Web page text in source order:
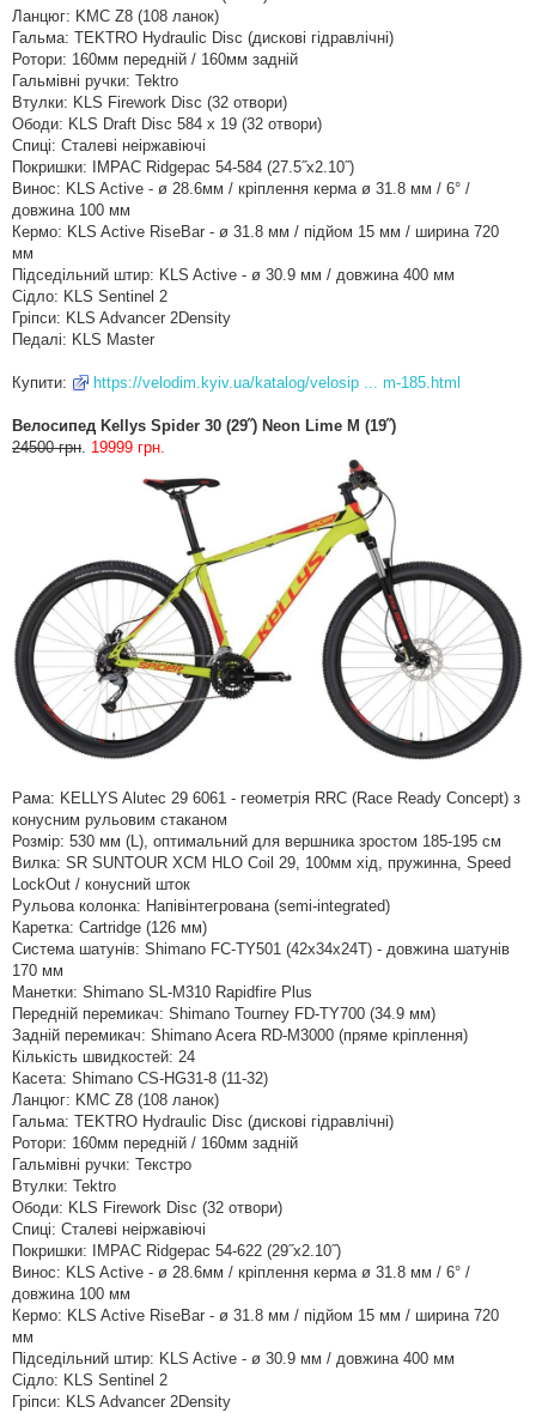
Ланцюг: KMC Z8 (108 ланок)
Гальма: TEKTRO Hydraulic Disc (дискові гідравлічні)
Ротори: 160мм передній / 160мм задній
Гальмівні ручки: Tektro
Втулки: KLS Firework Disc (32 отвори)
Ободи: KLS Draft Disc 584 x 19 (32 отвори)
Спиці: Сталеві неіржавіючі
Покришки: IMPAC Ridgepac 54-584 (27.5˝x2.10˝)
Винос: KLS Active - ø 28.6мм / кріплення керма ø 31.8 мм / 6° /
довжина 100 мм
Кермо: KLS Active RiseBar - ø 31.8 мм / підйом 15 мм / ширина 720
мм
Підседільний штир: KLS Active - ø 30.9 мм / довжина 400 мм
Сідло: KLS Sentinel 2
Гріпси: KLS Advancer 2Density
Педалі: KLS Master
Купити: https://velodim.kyiv.ua/katalog/velosip ... m-185.html
Велосипед Kellys Spider 30 (29˝) Neon Lime M (19˝)
24500 грн 19999 грн.
Рама: KELLYS Alutec 29 6061 - геометрія RRC (Race Ready Concept) з
конусним рульовим стаканом
Розмір: 530 мм (L), оптимальний для вершника зростом 185-195 см
Вилка: SR SUNTOUR XCM HLO Coil 29, 100мм хід, пружинна, Speed
LockOut / конусний шток
Рульова колонка: Напівінтегрована (semi-integrated)
Каретка: Cartridge (126 мм)
Система шатунів: Shimano FC-TY501 (42x34x24T) - довжина шатунів
170 мм
Манетки: Shimano SL-M310 Rapidfire Plus
Передній перемикач: Shimano Tourney FD-TY700 (34.9 мм)
Задній перемикач: Shimano Acera RD-M3000 (пряме кріплення)
Кількість швидкостей: 24
Касета: Shimano CS-HG31-8 (11-32)
Ланцюг: KMC Z8 (108 ланок)
Гальма: TEKTRO Hydraulic Disc (дискові гідравлічні)
Ротори: 160мм передній / 160мм задній
Гальмівні ручки: Текстро
Втулки: Tektro
Ободи: KLS Firework Disc (32 отвори)
Спиці: Сталеві неіржавіючі
Покришки: IMPAC Ridgepac 54-622 (29˝x2.10˝)
Винос: KLS Active - ø 28.6мм / кріплення керма ø 31.8 мм / 6° /
довжина 100 мм
Кермо: KLS Active RiseBar - ø 31.8 мм / підйом 15 мм / ширина 720
мм
Підседільний штир: KLS Active - ø 30.9 мм / довжина 400 мм
Сідло: KLS Sentinel 2
Гріпси: KLS Advancer 2Density